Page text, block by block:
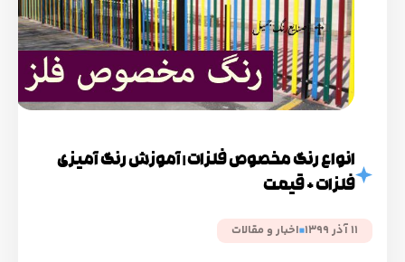
انواع رنگ مخصوص فلزات | آموزش رنگ آمیزی
فلزات + قیمت
11 آذر 1399 اخبار و مقالات